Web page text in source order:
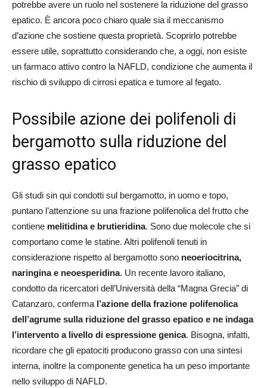
potrebbe avere un ruolo nel sostenere la riduzione del grasso
epatico. È ancora poco chiaro quale sia il meccanismo
d’azione che sostiene questa proprietà. Scoprirlo potrebbe
essere utile, soprattutto considerando che, a oggi, non esiste
un farmaco attivo contro la NAFLD, condizione che aumenta il
rischio di sviluppo di cirrosi epatica e tumore al fegato.
Possibile azione dei polifenoli di
bergamotto sulla riduzione del
grasso epatico
Gli studi sin qui condotti sul bergamotto, in uomo e topo,
puntano l’attenzione su una frazione polifenolica del frutto che
contiene melitidina e brutieridina. Sono due molecole che si
comportano come le statine. Altri polifenoli tenuti in
considerazione rispetto al bergamotto sono neoeriocitrina,
naringina e neoesperidina. Un recente lavoro italiano,
condotto da ricercatori dell’Università della “Magna Grecia” di
Catanzaro, conferma l’azione della frazione polifenolica
dell’agrume sulla riduzione del grasso epatico e ne indaga
l’intervento a livello di espressione genica. Bisogna, infatti,
ricordare che gli epatociti producono grasso con una sintesi
interna, inoltre la componente genetica ha un peso importante
nello sviluppo di NAFLD.